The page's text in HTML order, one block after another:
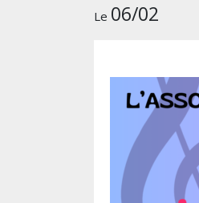
Le 06/02